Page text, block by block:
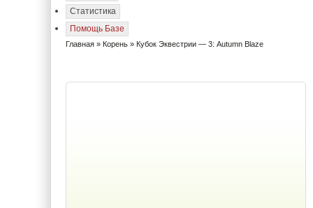
Статистика
Помощь Базе
Главная » Корень » Кубок Эквестрии — 3: Autumn Blaze